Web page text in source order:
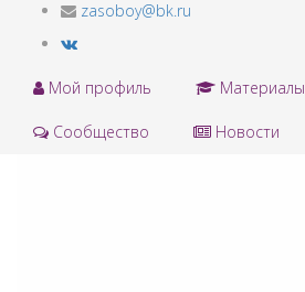
zasoboy@bk.ru
Мой профиль Материалы
Сообщество Новости